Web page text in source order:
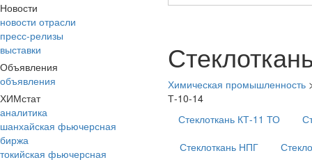
Новости
новости отрасли
пресс-релизы
выставки
Объявления
объявления
ХИМстат
аналитика
шанхайская фьючерсная
биржа
токийская фьючерсная
Химическая промышленность
Т-10-14
Стеклоткань КТ-11 ТО
Стеклоткань НПГ